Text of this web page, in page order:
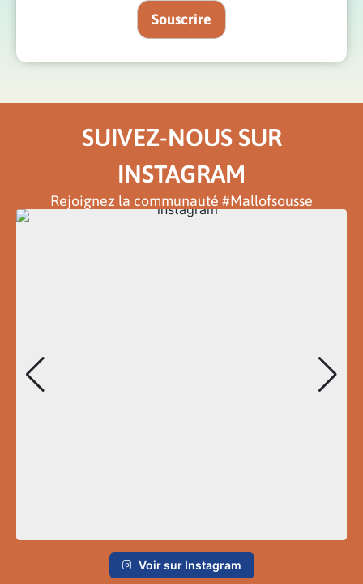
SUIVEZ-NOUS SUR
INSTAGRAM
Rejoignez la communauté #Mallofsousse
Voir sur Instagram